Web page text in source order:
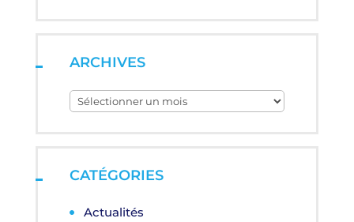
ARCHIVES
Archives
CATÉGORIES
Actualités